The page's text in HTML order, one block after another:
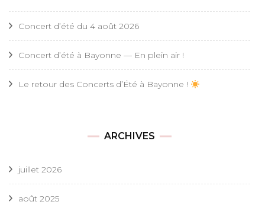
Concert d’été du 4 août 2026
Concert d’été à Bayonne — En plein air !
Le retour des Concerts d’Été à Bayonne !
ARCHIVES
juillet 2026
août 2025